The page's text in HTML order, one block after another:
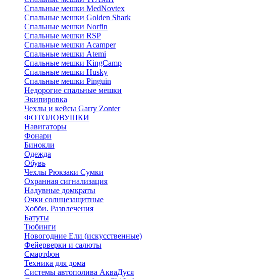
Cпальные мешки MedNovtex
Спальные мешки Golden Shark
Спальные мешки Norfin
Спальные мешки RSP
Спальные мешки Acamper
Спальные мешки Atemi
Спальные мешки KingCamp
Спальные мешки Husky
Спальные мешки Pinguin
Недорогие спальные мешки
Экипировка
Чехлы и кейсы Garry Zonter
ФОТОЛОВУШКИ
Навигаторы
Фонари
Бинокли
Одежда
Обувь
Чехлы Рюкзаки Сумки
Охранная сигнализация
Надувные домкраты
Очки солнцезащитные
Хобби. Развлечения
Батуты
Тюбинги
Новогодние Ели (искусственные)
Фейерверки и салюты
Смартфон
Техника для дома
Системы автополива АкваДуся